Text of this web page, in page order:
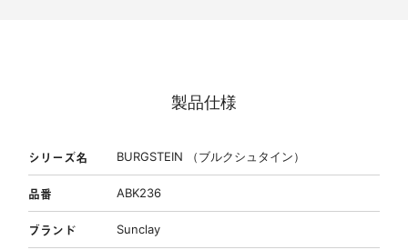
製品仕様
シリーズ名 BURGSTEIN （ブルクシュタイン）
品番 ABK236
ブランド Sunclay